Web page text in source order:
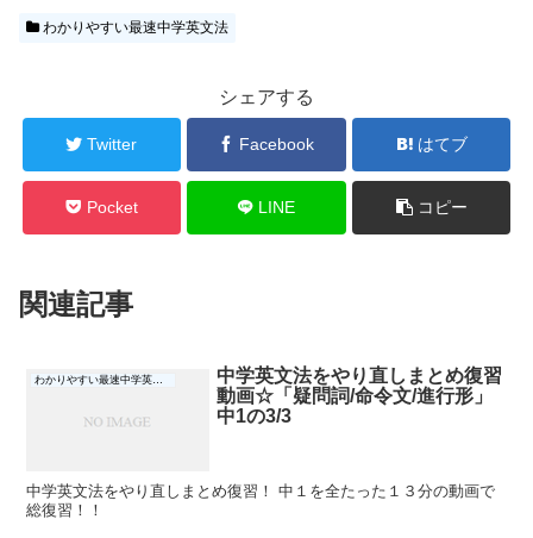
わかりやすい最速中学英文法
シェアする
Twitter Facebook はてブ
Pocket LINE コピー
関連記事
わかりやすい最速中学英文法
中学英文法をやり直しまとめ復習
動画☆「疑問詞/命令文/進行形」
中1の3/3
中学英文法をやり直しまとめ復習！ 中１を全たった１３分の動画で
総復習！！